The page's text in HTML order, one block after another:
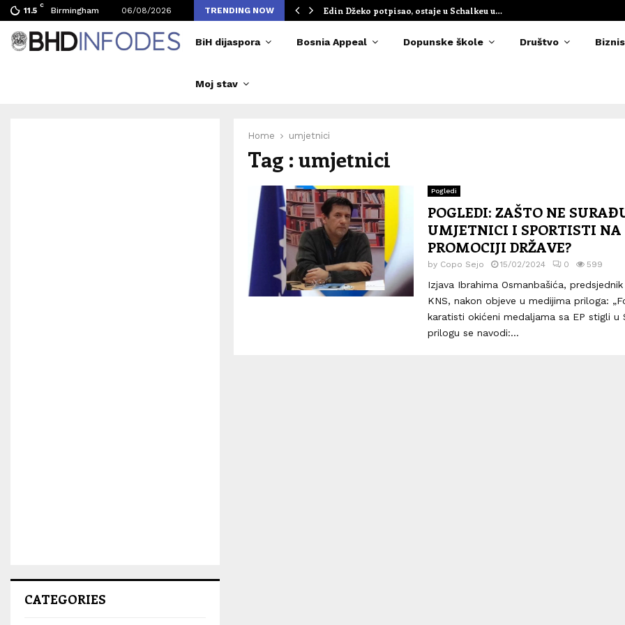
11.5
C
Birmingham 06/08/2026 TRENDING NOW
broj posjetilaca tokom Merlinovih koncerata Edin Džeko potpisao, ostaje u Schalkeu u…
BiH dijaspora Bosnia Appeal Dopunske škole Društvo Biznis
Moj stav
Home umjetnici
Tag : umjetnici
Pogledi
POGLEDI: ZAŠTO NE
UMJETNICI I SPORTISTI NA
PROMOCIJI DRŽAVE?
by Copo Sejo 15/02/2024 0 599
Izjava Ibrahima Osmanbašića, predsjednik
KNS, nakon objeve u medijima priloga:
karatisti okićeni medaljama sa EP stigli u
prilogu se navodi:...
CATEGORIES